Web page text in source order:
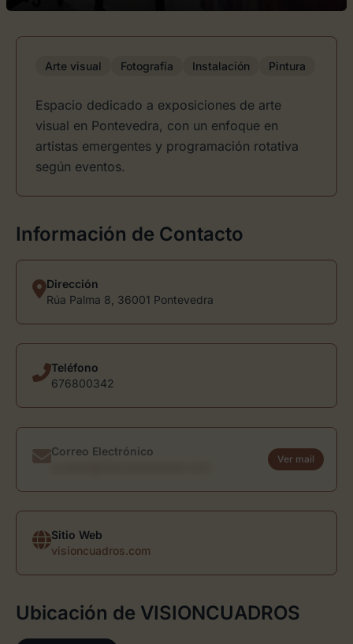
Arte visual Fotografía Instalación Pintura
Espacio dedicado a exposiciones de arte
visual en Pontevedra, con un enfoque en
artistas emergentes y programación rotativa
según eventos.
Información de Contacto
Dirección
Rúa Palma 8, 36001 Pontevedra
Teléfono
676800342
Correo Electrónico
Ver mail
Sitio Web
visioncuadros.com
Ubicación de VISIONCUADROS